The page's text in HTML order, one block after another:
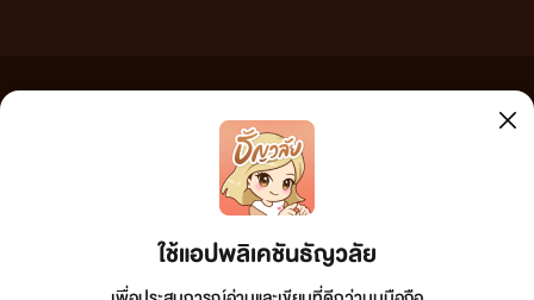
ใช้แอปพลิเคชันธัญวลัย
เว็บไซต์แห่งนี้ไม่ได้เห็นด้วยและไม่ขอรับผิดชอบต่อข้อความใดๆ ทั้งสิ้น ดังนั้นผู้อ่านทุกท่านโปรดใช้
วิจารณญาณในการกลั่นกรองด้วยตนเอง และหากท่านพบข้อความใดๆ ที่ขัดต่อกฎหมายและศีลธรรม
กรุณาแจ้งมาที่ tunwalai@ookbee.com เพื่อทีมงานจะได้ดำเนินการในทันที ทั้งนี้ ทางเว็บไซต์ขอสงวน
ลิขสิทธิ์ตามพระราชบัญญัติลิขสิทธิ์ (ฉบับเพิ่มเติม) พ.ศ.2558